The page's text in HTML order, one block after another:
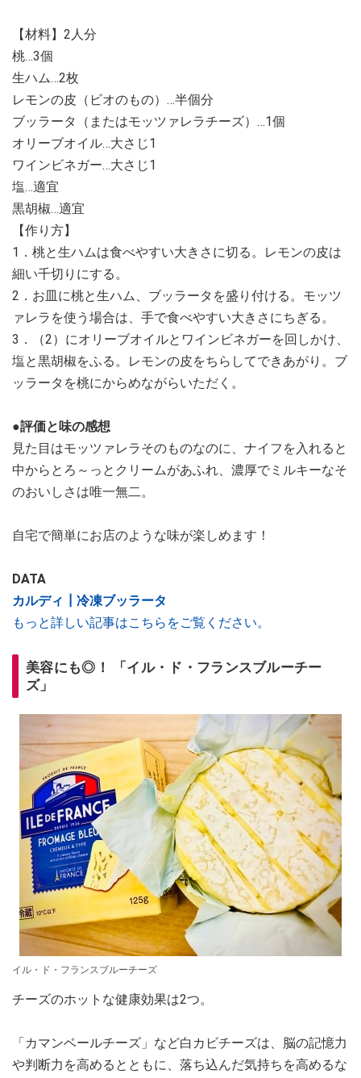
【材料】2人分
桃…3個
生ハム…2枚
レモンの皮（ビオのもの）…半個分
ブッラータ（またはモッツァレラチーズ）…1個
オリーブオイル…大さじ1
ワインビネガー…大さじ1
塩…適宜
黒胡椒…適宜
【作り方】
1．桃と生ハムは食べやすい大きさに切る。レモンの皮は
細い千切りにする。
2．お皿に桃と生ハム、ブッラータを盛り付ける。モッツ
ァレラを使う場合は、手で食べやすい大きさにちぎる。
3．（2）にオリーブオイルとワインビネガーを回しかけ、
塩と黒胡椒をふる。レモンの皮をちらしてできあがり。ブ
ッラータを桃にからめながらいただく。
●評価と味の感想
見た目はモッツァレラそのものなのに、ナイフを入れると
中からとろ～っとクリームがあふれ、濃厚でミルキーなそ
のおいしさは唯一無二。
自宅で簡単にお店のような味が楽しめます！
DATA
カルディ┃冷凍ブッラータ
もっと詳しい記事はこちらをご覧ください。
美容にも◎！ 「イル・ド・フランスブルーチー
ズ」
イル・ド・フランスブルーチーズ
チーズのホットな健康効果は2つ。
「カマンベールチーズ」など白カビチーズは、脳の記憶力
や判断力を高めるとともに、落ち込んだ気持ちを高めるな